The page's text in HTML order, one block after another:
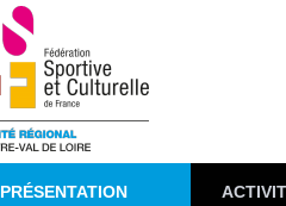
PRÉSENTATION